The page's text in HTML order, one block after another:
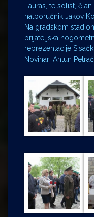
Lauras, te solist,
natporučnik Jakov
Na gradskom
prijateljska
reprezentacije
Novinar: Antun